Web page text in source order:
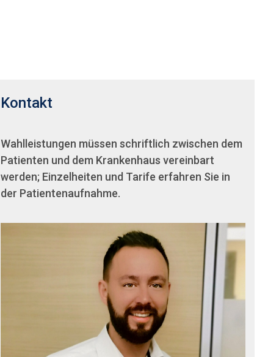
Kontakt
Wahlleistungen müssen schriftlich zwischen dem
Patienten und dem Krankenhaus vereinbart
werden; Einzelheiten und Tarife erfahren Sie in
der Patientenaufnahme.